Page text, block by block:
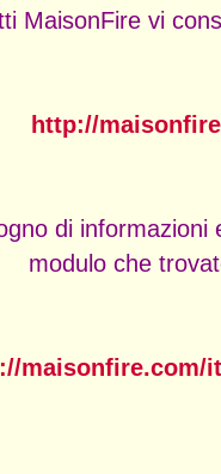
MaisonFire vi
http://
di informazioni
modulo che
maisonfire.com/